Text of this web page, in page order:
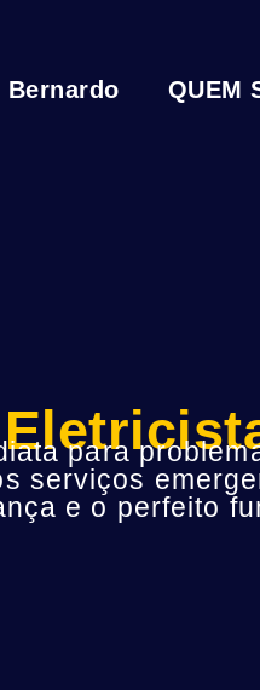
QUEM
para
serviços
e o perfeito